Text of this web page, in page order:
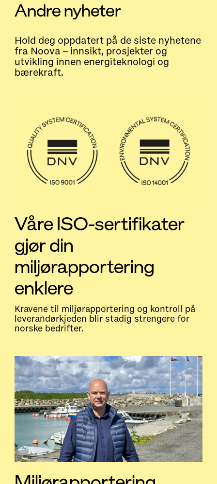
Andre nyheter
Hold deg oppdatert på de siste nyhetene
fra Noova – innsikt, prosjekter og
utvikling innen energiteknologi og
bærekraft.
Våre ISO-sertifikater
gjør din
miljørapportering
enklere
Kravene til miljørapportering og kontroll på
leverandørkjeden blir stadig strengere for
norske bedrifter.